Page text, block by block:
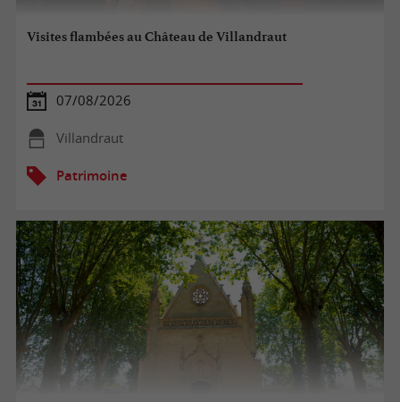
Visites flambées au Château de Villandraut
07/08/2026
Villandraut
Patrimoine